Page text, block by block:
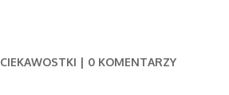
CIEKAWOSTKI | 0 KOMENTARZY